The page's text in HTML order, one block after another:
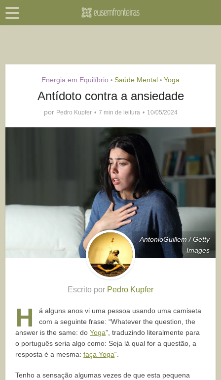
Energia em Equilíbrio • Saúde Mental • Yoga
Antídoto contra a ansiedade
por Pedro Kupfer 7 min de leitura 10/05/2024
AntonioGuillem / Getty
Images
Escrito por Pedro Kupfer
H
á alguns anos vi uma pessoa usando uma camiseta
com a seguinte frase: “Whatever the question, the
answer is the same: doYoga”, traduzindo literalmente para
o português seria algo como: Seja lá qual for a questão, a
resposta é a mesma:faça Yoga“.
Tenho a sensação algumas vezes de que esta pequena